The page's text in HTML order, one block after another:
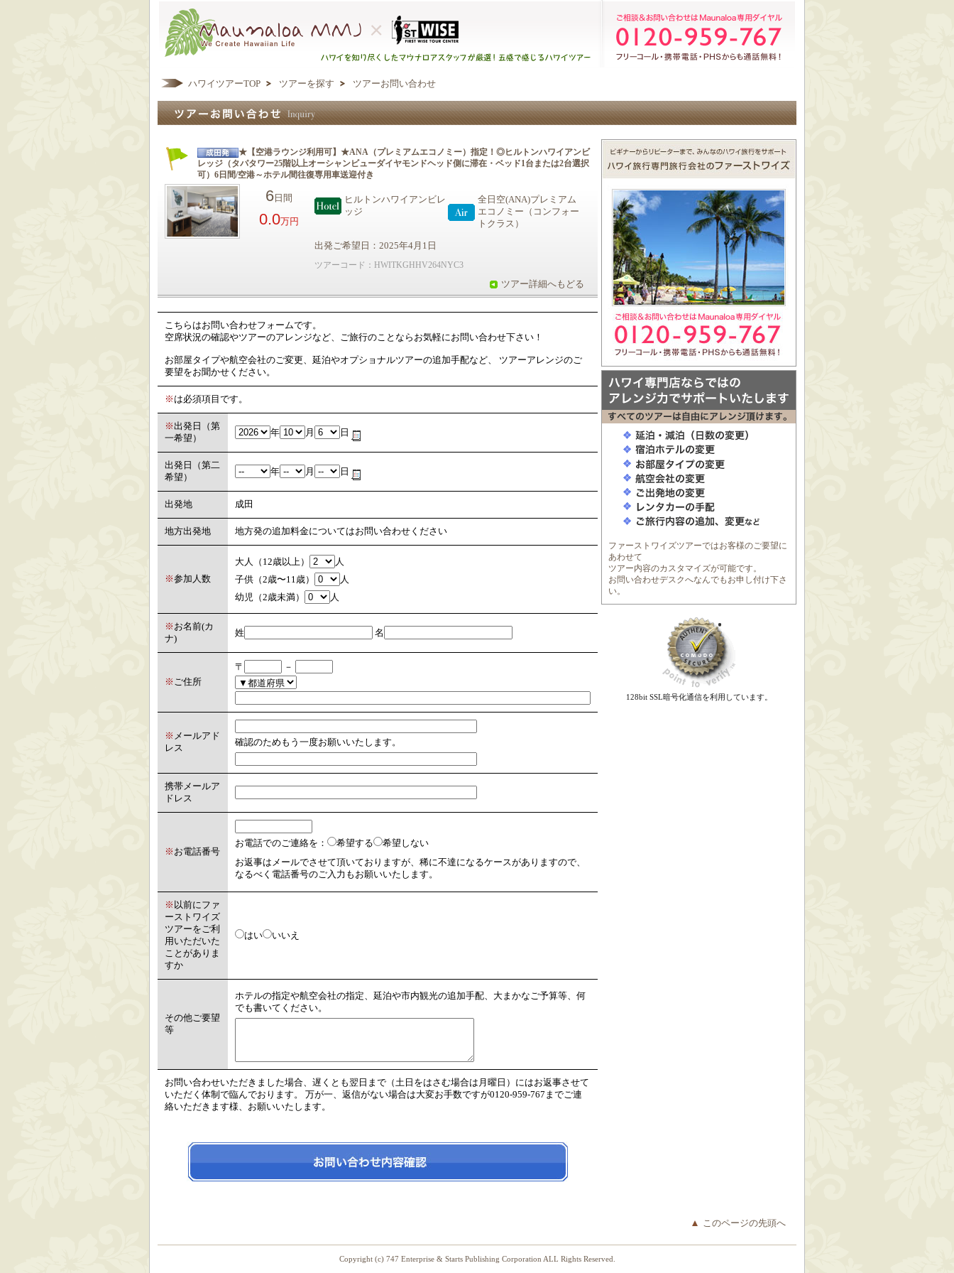
ハワイツアーTOP ツアーを探す ツアーお問い合わせ
★【空港ラウンジ利用可】★ANA（プレミアムエコノミー）指定！◎ヒルトンハワイアンビ
レッジ（タパタワー25階以上オーシャンビューダイヤモンドヘッド側に滞在・ベッド1台または2台選択
可）6日間/空港～ホテル間往復専用車送迎付き
6 日間
0.0万円
ヒルトンハワイアンビレ
ッジ
全日空(ANA)プレミアム
エコノミー（コンフォー
トクラス）
出発ご希望日：2025年4月1日
ツアーコード：HWITKGHHV264NYC3
ツアー詳細へもどる
こちらはお問い合わせフォームです。
空席状況の確認やツアーのアレンジなど、ご旅行のことならお気軽にお問い合わせ下さい！
お部屋タイプや航空会社のご変更、延泊やオプショナルツアーの追加手配など、 ツアーアレンジのご
要望をお聞かせください。
※ は必須項目です。
※出発日（第
一希望）
年 月 日
出発日（第二
希望）
年 月 日
出発地 成田
地方出発地 地方発の追加料金についてはお問い合わせください
※参加人数
大人（12歳以上）
人
子供（2歳〜11歳）
人
幼児（2歳未満）
人
※ お名前(カ
ナ)
姓 名
※ ご住所
〒 －
※ メールアド
レス
確認のためもう一度お願いいたします。
携帯メールア
ドレス
※ お電話番号
お電話でのご連絡を： 希望する
希望しない
お返事はメールでさせて頂いておりますが、稀に不達になるケースがありますので、
なるべく電話番号のご入力もお願いいたします。
※ 以前にファ
ーストワイズ
ツアーをご利
用いただいた
ことがありま
すか
はい いいえ
その他ご要望
等
ホテルの指定や航空会社の指定、延泊や市内観光の追加手配、大まかなご予算等、何
でも書いてください。
お問い合わせいただきました場合、遅くとも翌日まで（土日をはさむ場合は月曜日）にはお返事させて
いただく体制で臨んでおります。 万が一、返信がない場合は大変お手数ですが0120-959-767までご連
絡いただきます様、お願いいたします。
ファーストワイズツアーではお客様のご要望に
あわせて
ツアー内容のカスタマイズが可能です。
お問い合わせデスクへなんでもお申し付け下さ
い。
128bit SSL暗号化通信を利用しています。
このページの先頭へ
Copyright (c) 747 Enterprise & Starts Publishing Corporation ALL Rights Reserved.